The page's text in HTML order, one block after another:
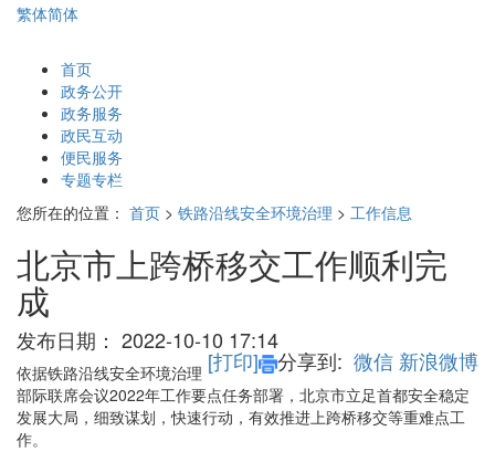
繁体简体
首页
政务公开
政务服务
政民互动
便民服务
专题专栏
您所在的位置： 首页 > 铁路沿线安全环境治理 > 工作信息
北京市上跨桥移交工作顺利完
成
发布日期： 2022-10-10 17:14
[打印] 分享到: 微信 新浪微博
依据铁路沿线安全环境治理
部际联席会议2022年工作要点任务部署，北京市立足首都安全稳定
发展大局，细致谋划，快速行动，有效推进上跨桥移交等重难点工
作。